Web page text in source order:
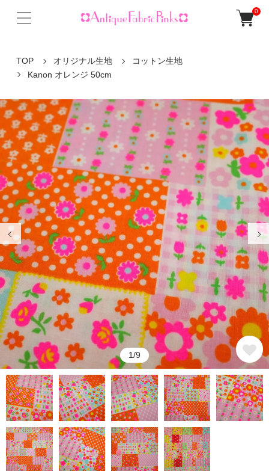
0
TOP オリジナル生地
コットン生地
Kanon オレンジ 50cm
1/9